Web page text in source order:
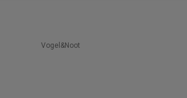
Vogel&Noot